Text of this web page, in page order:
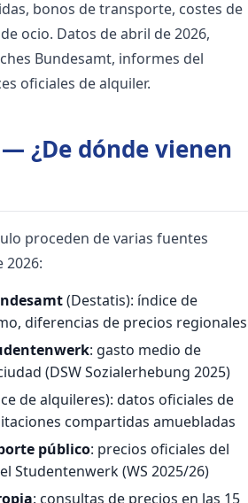
bonos de transporte, costes de
ocio. Datos de abril de 2026,
Bundesamt, informes del
oficiales de alquiler.
¿De dónde vienen
proceden de varias fuentes
2026:
(Destatis): índice de
diferencias de precios regionales
: gasto medio de
(DSW Sozialerhebung 2025)
de alquileres): datos oficiales de
compartidas amuebladas
público: precios oficiales del
Studentenwerk (WS 2025/26)
: consultas de precios en las 15